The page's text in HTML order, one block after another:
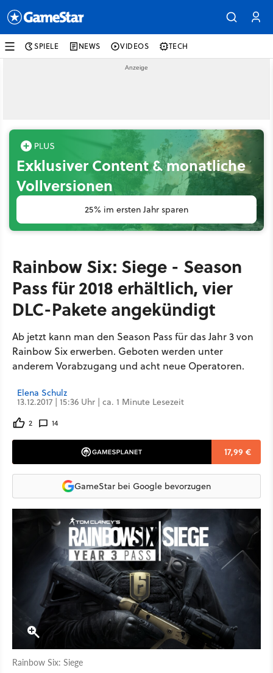
SPIELE NEWS VIDEOS TECH
Exklusiver Content & monatliche
Vollversionen
25% im ersten Jahr sparen
Rainbow Six: Siege - Season
Pass für 2018 erhältlich, vier
DLC-Pakete angekündigt
Ab jetzt kann man den Season Pass für das Jahr 3 von
Rainbow Six erwerben. Geboten werden unter
anderem Vorabzugang und acht neue Operatoren.
Elena Schulz
13.12.2017 | 15:36 Uhr | ca. 1 Minute Lesezeit
2 14
17,99 €
GameStar bei Google bevorzugen
Rainbow Six: Siege